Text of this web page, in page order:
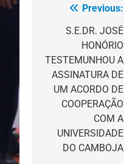
Navegação
artigos
Previous:
S.E.DR. JOSÉ
HONÓRIO
TESTEMUNHOU A
ASSINATURA DE
UM ACORDO DE
COOPERAÇÃO
COM A
UNIVERSIDADE
DO CAMBOJA